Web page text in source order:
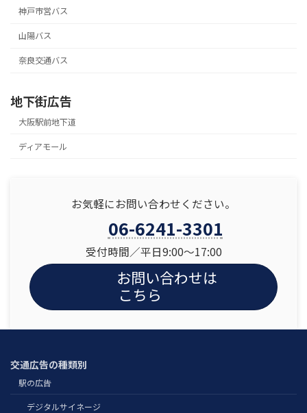
神戸市営バス
山陽バス
奈良交通バス
地下街広告
大阪駅前地下道
ディアモール
お気軽にお問い合わせください。
06-6241-3301
受付時間／平日9:00〜17:00
お問い合わせは
こちら
交通広告の種類別
駅の広告
デジタルサイネージ